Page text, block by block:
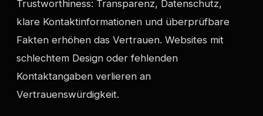
Trustworthiness: Transparenz, Datenschutz,
klare Kontaktinformationen und überprüfbare
Fakten erhöhen das Vertrauen. Websites mit
schlechtem Design oder fehlenden
Kontaktangaben verlieren an
Vertrauenswürdigkeit.